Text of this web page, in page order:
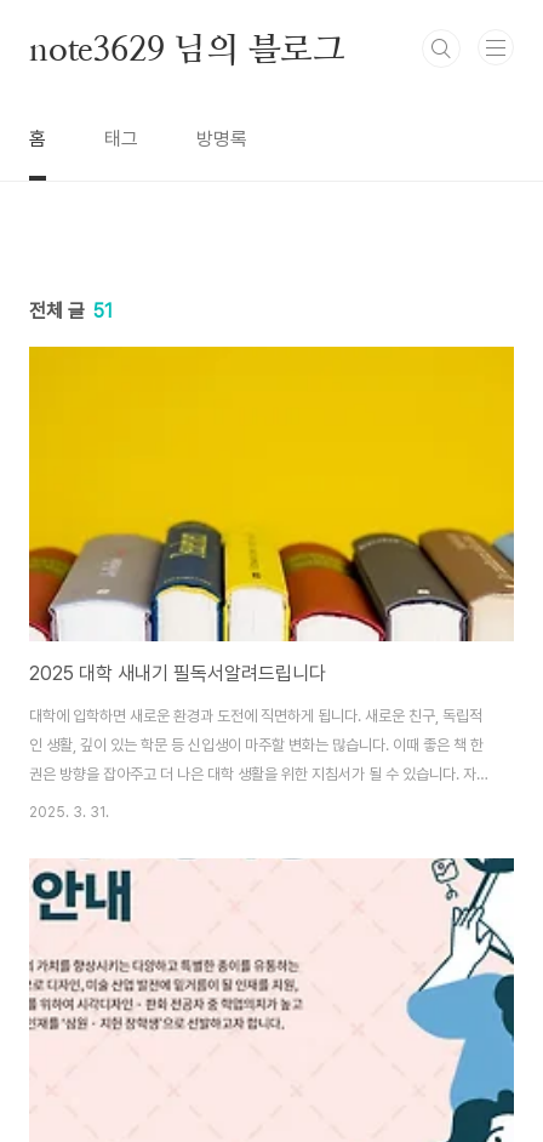
note3629 님의 블로그
홈 태그 방명록
전체 글 51
2025 대학 새내기 필독서알려드립니다
대학에 입학하면 새로운 환경과 도전에 직면하게 됩니다. 새로운 친구, 독립적
인 생활, 깊이 있는 학문 등 신입생이 마주할 변화는 많습니다. 이때 좋은 책 한
권은 방향을 잡아주고 더 나은 대학 생활을 위한 지침서가 될 수 있습니다. 자기
계발서, 인문서, 소설을 중심으로 2025년 대학 새내기가 꼭 읽어야 할 필독서
니라 인생을 계획하고 자기 계발에 힘써야 합니다. 목표 설정, 시간 관리, 생산
성을 높이는 습관을 익히는 데 도움이 되는 책을 소개합니다.① 《아주 작은 습
관의 힘》 - 제임스 클리어대학생이 되면서 자기 주도적인 생활이 중요해집니
다. 이 책은 작은 습관이 쌓여 인생을 바꿀 수 있음을 강조하며, 꾸준히 실천할
수 있는 ..
2025. 3. 31.